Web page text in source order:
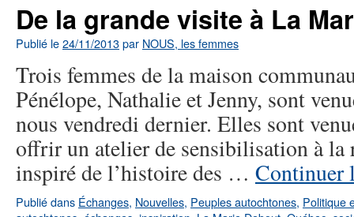
De la grande visite à La
Publié le24/11/2013par NOUS, les femmes
Trois femmes de la maison
Pénélope, Nathalie et Jenny, sont
nous vendredi dernier. Elles sont
offrir un atelier de sensibilisation à la
inspiré de l’histoire des … Continuer
Publié dans Échanges, Nouvelles, Peuples autochtones, Politique